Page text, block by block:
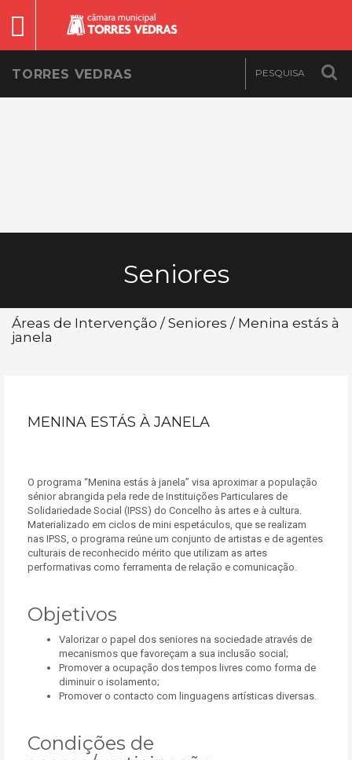
TORRES VEDRAS
Seniores
Áreas de Intervenção / Seniores / Menina estás à
janela
MENINA ESTÁS À JANELA
O programa “Menina estás à janela” visa aproximar a população
sénior abrangida pela rede de Instituições Particulares de
Solidariedade Social (IPSS) do Concelho às artes e à cultura.
Materializado em ciclos de mini espetáculos, que se realizam
nas IPSS, o programa reúne um conjunto de artistas e de agentes
culturais de reconhecido mérito que utilizam as artes
performativas como ferramenta de relação e comunicação.
Objetivos
Valorizar o papel dos seniores na sociedade através de
mecanismos que favoreçam a sua inclusão social;
Promover a ocupação dos tempos livres como forma de
diminuir o isolamento;
Promover o contacto com linguagens artísticas diversas.
Condições de